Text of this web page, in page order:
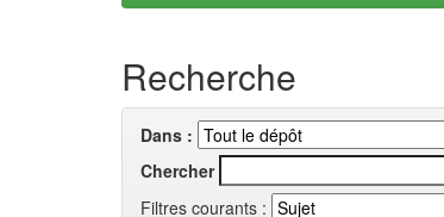
Recherche
Dans :
Chercher
Filtres courants :